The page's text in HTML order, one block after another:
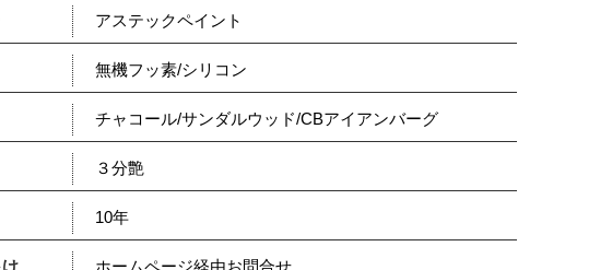
アステックペイント
無機フッ素/シリコン
チャコール/サンダルウッド/CBアイアンバーグ
３分艶
10年
ホームページ経由お問合せ